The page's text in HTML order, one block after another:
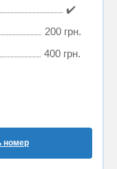
✔️
200 грн.
400 грн.
номер